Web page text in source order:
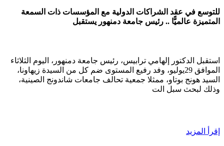
للتوسع في عقد الشراكات الدولية مع المؤسسات ذات السمعة
المتميزة عالميًّا .. رئيس جامعة دمنهور يستقبل
استقبل الدكتور إلهامي ترابيس، رئيس جامعة دمنهور، اليوم الثلاثاء
الموافق 29يوليو، وفد رفيع المستوى ضم كل من السيدة زيهاونا،
السيد هونج بوتاو، ممثلا جمعية تحالف جامعات شاندونج الصينية،
وذلك لبحث سبل الت
إقرأ المزيد